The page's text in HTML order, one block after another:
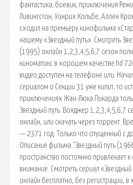
фантастика, боевик, приключения
Ливингстон, Уинрих Кольбе, Аллен
сходил на премьеру кинофильма
нашему «Звездный путь». Смотреть
(1995) онлайн 1,2,3,4,5,6,7 сезон
киноматикс в хорошем качестве hd
видео доступен на телефоне или.
сериалом о Секции 31 уже кипит, то
приключениях Жан-Люка Пикарда
Звездный путь: Вояджер 1,2,3,4,5,6,7
онлайн, или скачать через торрент.
— 2371 год. Только что спущенный с
Описание фильма “Звездный путь
пространство постоянно привлекает
внимание. Смотреть сериал
онлайн бесплатно, без регистрации, в